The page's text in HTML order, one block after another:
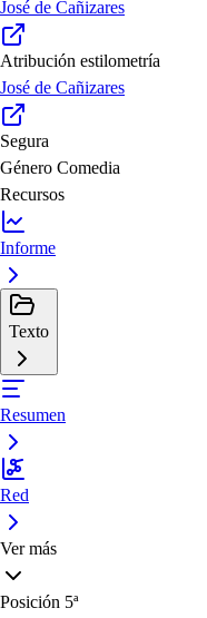
José de Cañizares
Atribución estilometría
José de Cañizares
Segura
Género Comedia
Recursos
Informe
Texto
Resumen
Red
Ver más
Posición 5ª